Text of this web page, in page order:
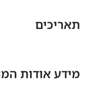
תאריכים
מידע אודות